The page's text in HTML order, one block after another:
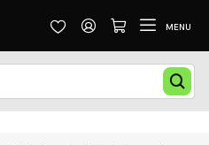
MENU